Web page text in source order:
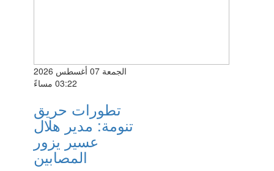
الجمعة 07 أغسطس 2026
03:22 مساءً
تطورات حريق
تنومة: مدير هلال
عسير يزور
المصابين